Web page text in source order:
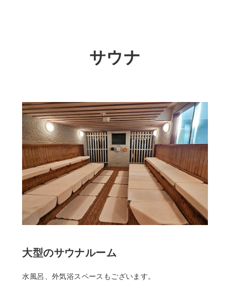
サウナ
大型のサウナルーム
水風呂、外気浴スペースもございます。